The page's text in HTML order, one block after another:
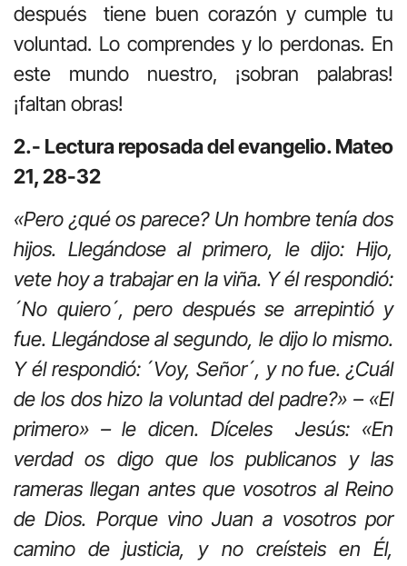
después tiene buen corazón y cumple tu
voluntad. Lo comprendes y lo perdonas. En
este mundo nuestro, ¡sobran palabras!
¡faltan obras!
2.- Lectura reposada del evangelio. Mateo
21, 28-32
«Pero ¿qué os parece? Un hombre tenía dos
hijos. Llegándose al primero, le dijo: Hijo,
vete hoy a trabajar en la viña. Y él respondió:
´No quiero´, pero después se arrepintió y
fue. Llegándose al segundo, le dijo lo mismo.
Y él respondió: ´Voy, Señor´, y no fue. ¿Cuál
de los dos hizo la voluntad del padre?» – «El
primero» – le dicen. Díceles Jesús: «En
verdad os digo que los publicanos y las
rameras llegan antes que vosotros al Reino
de Dios. Porque vino Juan a vosotros por
camino de justicia, y no creísteis en Él,